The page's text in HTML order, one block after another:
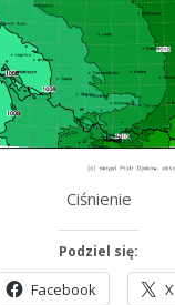
Ciśnienie
Podziel się:
Facebook X